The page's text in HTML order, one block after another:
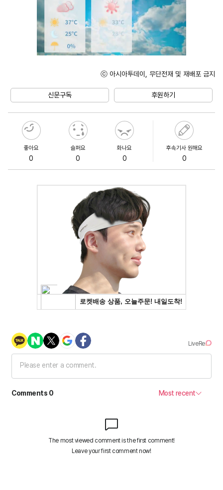
ⓒ 아시아투데이, 무단전재 및 재배포 금지
신문구독 후원하기
좋아요
0
슬퍼요
0
화나요
0
후속기사 원해요
0